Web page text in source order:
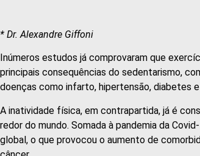
* Dr. Alexandre Giffoni
Inúmeros estudos já comprovaram que
principais consequências do sedentarismo,
doenças como infarto, hipertensão, diabetes
A inatividade física, em contrapartida, já é
redor do mundo. Somada à pandemia da
global, o que provocou o aumento de